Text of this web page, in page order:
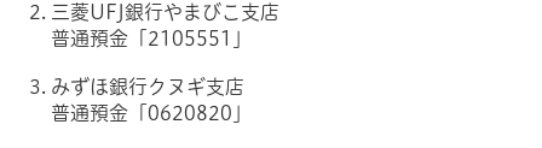
三菱UFJ銀行やまびこ支店
普通預金「2105551」
みずほ銀行クヌギ支店
普通預金「0620820」